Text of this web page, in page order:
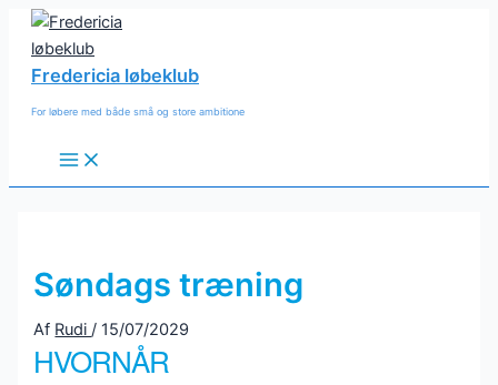
indholdet
Fredericia løbeklub
For løbere med både små og store ambitione
Main
Menu
Søndags træning
Af Rudi/15/07/2029
HVORNÅR